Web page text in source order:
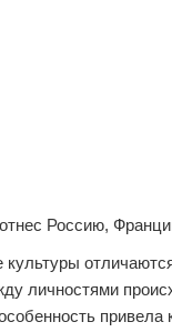
Россию,
личностями
привела